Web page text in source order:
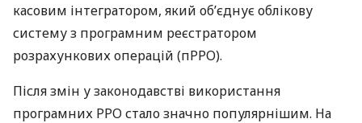
касовим інтегратором, який об’єднує облікову
систему з програмним реєстратором
розрахункових операцій (пРРО).
Після змін у законодавстві використання
програмних РРО стало значно популярнішим. На